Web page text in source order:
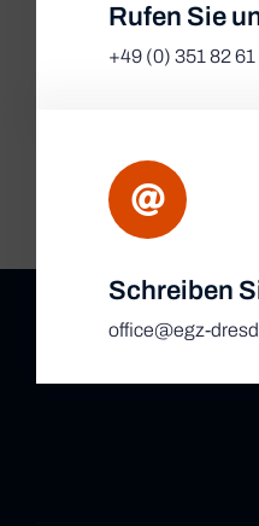
Rufen Sie
+49 (0) 351 82
Schreiben
office@egz-